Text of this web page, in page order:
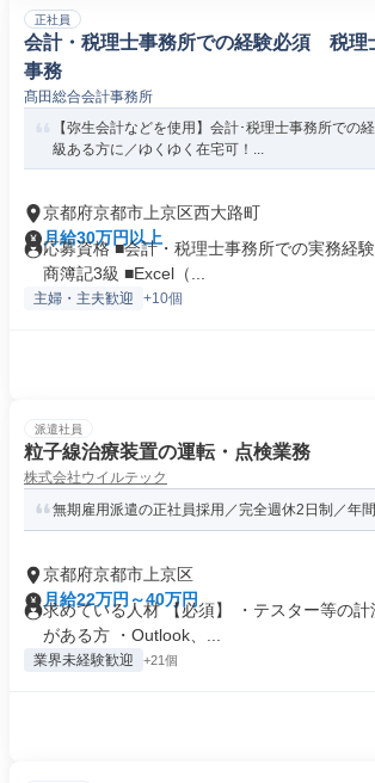
正社員
会計・税理士事務所での経験必須 税理
事務
髙田総合会計事務所
【弥生会計などを使用】会計･税理士事務所での
級ある方に／ゆくゆく在宅可！...
京都府京都市上京区西大路町
月給30万円以上
応募資格 ■会計・税理士事務所での実務経
商簿記3級 ■Excel（...
主婦・主夫歓迎 +10個
派遣社員
粒子線治療装置の運転・点検業務
株式会社ウイルテック
無期雇用派遣の正社員採用／完全週休2日制／年
京都府京都市上京区
月給22万円～40万円
求めている人材 【必須】 ・テスター等の
がある方 ・Outlook、...
業界未経験歓迎 +21個